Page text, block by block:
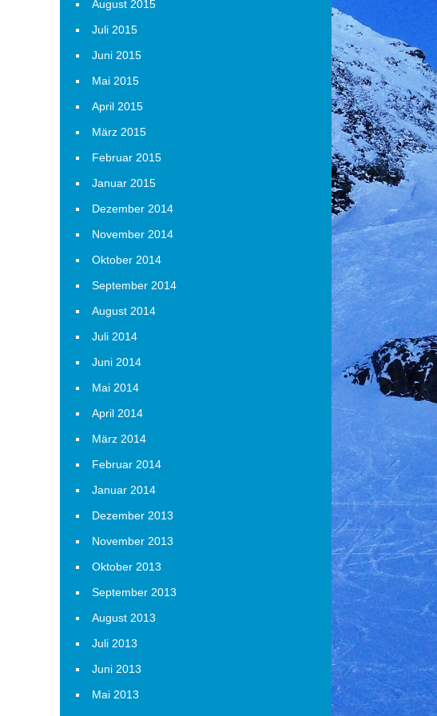
August 2015
Juli 2015
Juni 2015
Mai 2015
April 2015
März 2015
Februar 2015
Januar 2015
Dezember 2014
November 2014
Oktober 2014
September 2014
August 2014
Juli 2014
Juni 2014
Mai 2014
April 2014
März 2014
Februar 2014
Januar 2014
Dezember 2013
November 2013
Oktober 2013
September 2013
August 2013
Juli 2013
Juni 2013
Mai 2013